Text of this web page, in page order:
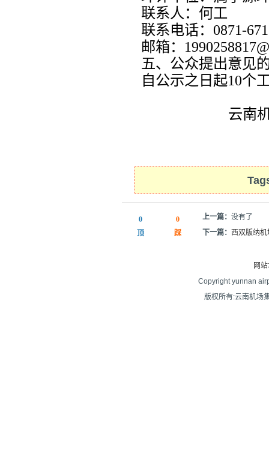
联系人：何工
联系电话： 0871-
邮箱：
五、公众提出意见
自公示之日起10个
云南
0
顶
0
踩
上一篇： 没有了
下一篇： 西双版纳
网
Copyright yunnan
版权所有:云南机场